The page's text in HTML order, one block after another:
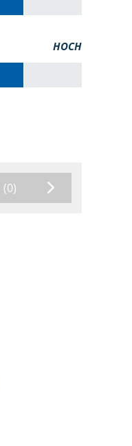
HOCH
(0)